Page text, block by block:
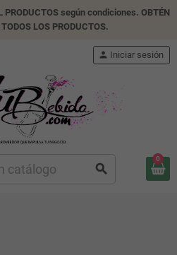
PRODUCTOS según condiciones. OBTÉN
LOS PRODUCTOS.
search
person Iniciar sesión
0